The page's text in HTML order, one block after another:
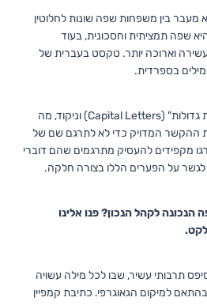
בין משפחות שפה שונות לחלוטין
שפה תמציתית וחסכונית, בעוד
וארוכה יותר. טקסט בעברית של
בנוסף, בעברית חסרות "אותיות גדולות" (Capital Letters) וניקוד, מה
ההקשר המדויק כדי לא לתרגם שם של
מקפידים להעסיק מתרגמים שהם דוברי
על הפערים הללו בצורה חלקה.
לקהל הנכון? פנו אלינו
תרבותי עשיר, שבו לכל מילה עשויה
למיקום הגאוגרפי. כתיבת קמפיין